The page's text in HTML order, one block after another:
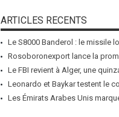
ARTICLES RECENTS
Le S8000 Banderol : le missile
Rosoboronexport lance la
Le FBI revient à Alger, une
Leonardo et Baykar testent le
Les Émirats Arabes Unis